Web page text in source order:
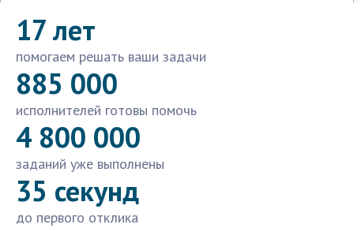
17 лет
помогаем решать ваши задачи
885 000
исполнителей готовы помочь
4 800 000
заданий уже выполнены
35 секунд
до первого отклика